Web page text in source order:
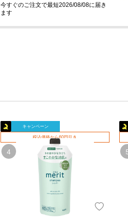
今すぐのご注文で最短2026/08/08に届き
ます
キャンペーン
税込価格から60円引き